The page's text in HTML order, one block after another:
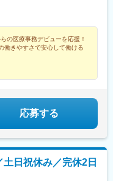
の医療事務デビューを応援！
働きやすさで安心して働ける
応募する
日祝休み／完休2日